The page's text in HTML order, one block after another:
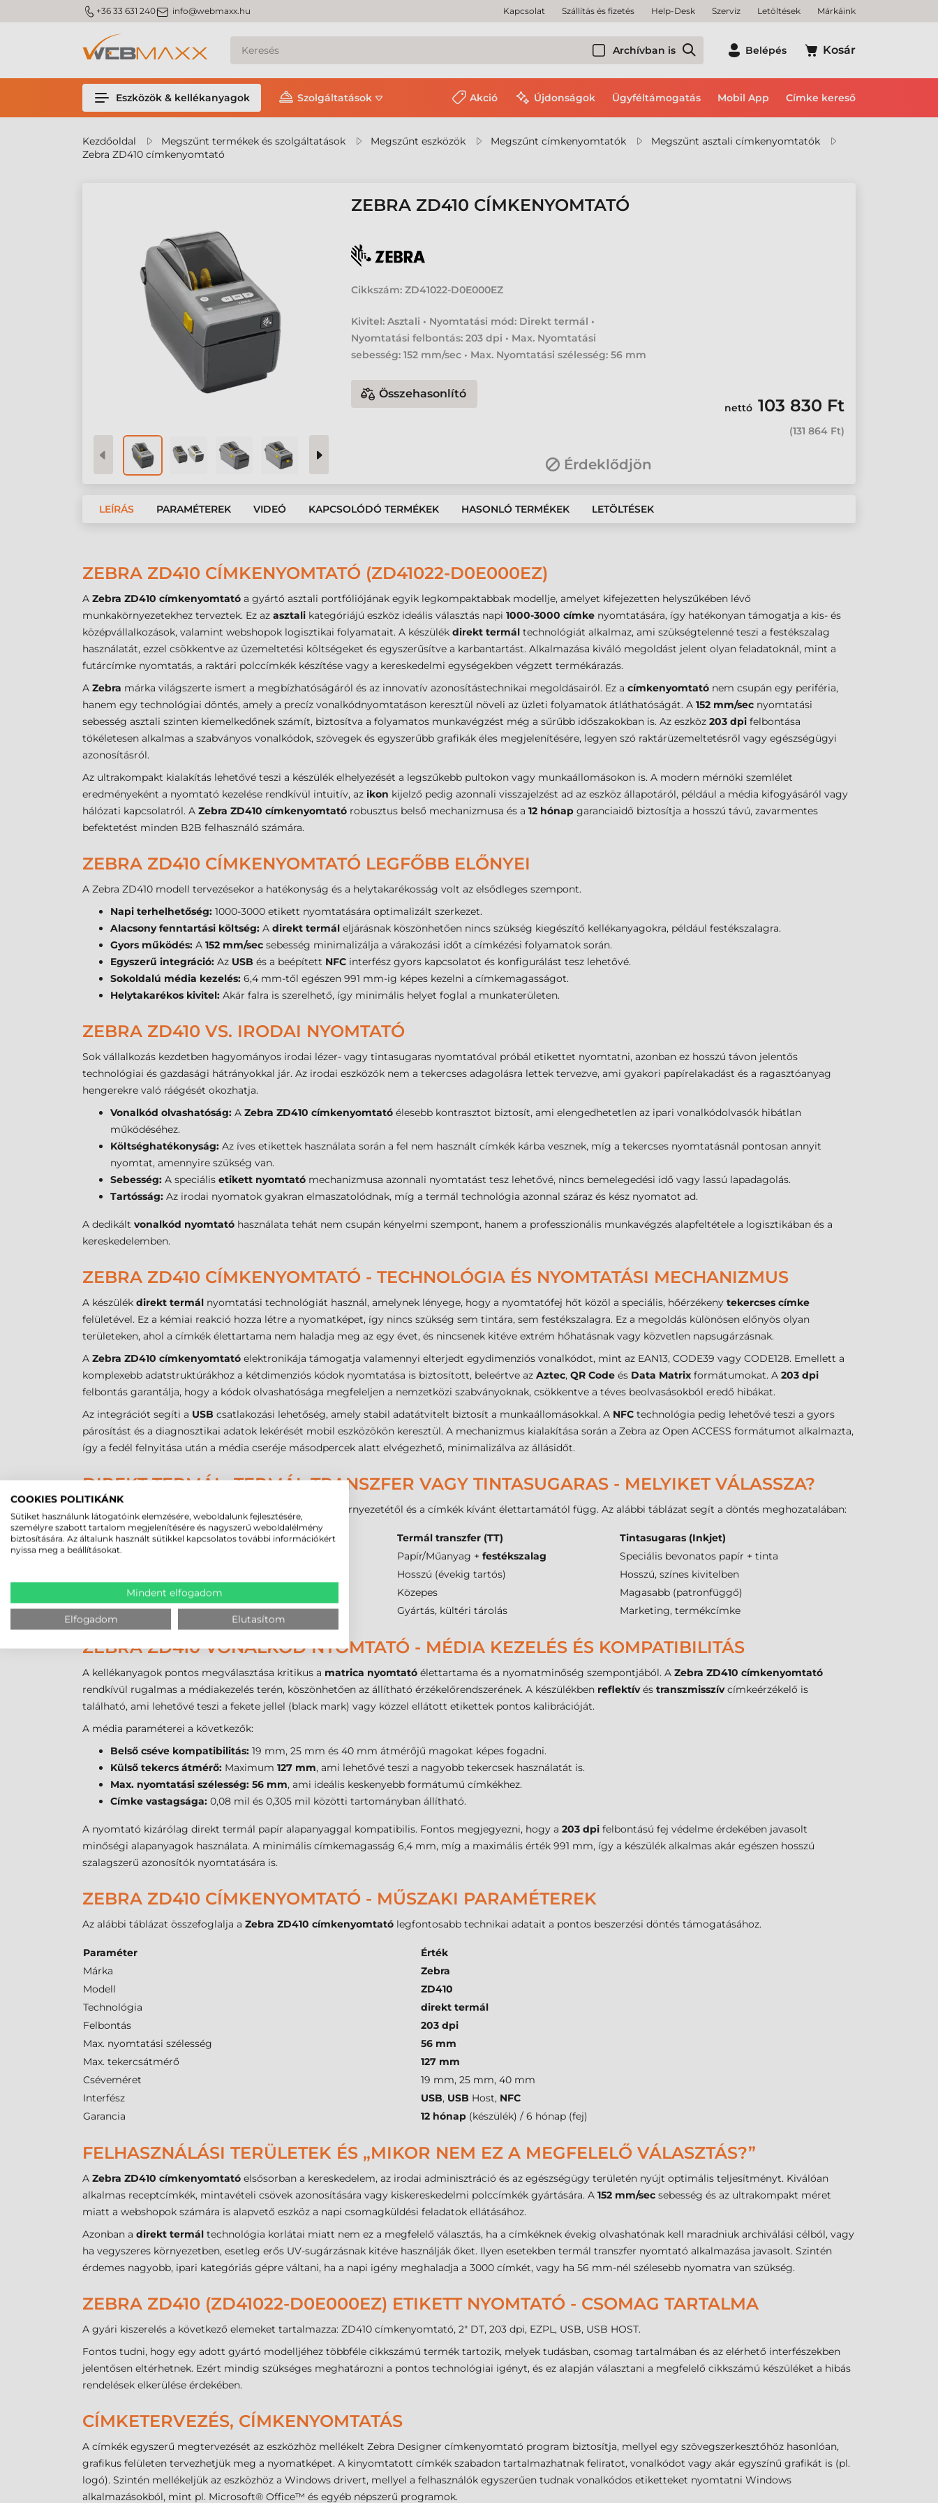
m_phone +36 33 631 240m_email info@webmaxx.hu Kapcsolat Szállítás és fizetés Help-Desk Szerviz Letöltések Márkáink
Archívban is Belépés Kosár
Eszközök & kellékanyagok Szolgáltatások Akció Újdonságok Ügyféltámogatás Mobil App Címke kereső
Kezdőoldal Megszűnt termékek és szolgáltatások Megszűnt eszközök Megszűnt címkenyomtatók
Megszűnt asztali címkenyomtatók
Zebra ZD410 címkenyomtató
ZEBRA ZD410 CÍMKENYOMTATÓ
Cikkszám: ZD41022-D0E000EZ
Kivitel: Asztali • Nyomtatási mód: Direkt termál •
Nyomtatási felbontás: 203 dpi • Max. Nyomtatási
sebesség: 152 mm/sec • Max. Nyomtatási szélesség: 56 mm
Összehasonlító
nettó 103 830 Ft
(131 864 Ft)
Érdeklődjön
LEÍRÁS PARAMÉTEREK VIDEÓ KAPCSOLÓDÓ TERMÉKEK HASONLÓ TERMÉKEK LETÖLTÉSEK
ZEBRA ZD410 CÍMKENYOMTATÓ (ZD41022-D0E000EZ)
A Zebra ZD410 címkenyomtató a gyártó asztali portfóliójának egyik legkompaktabbak modellje, amelyet kifejezetten helyszűkében lévő
munkakörnyezetekhez terveztek. Ez az asztali kategóriájú eszköz ideális választás napi 1000-3000 címke nyomtatására, így hatékonyan támogatja a kis- és
középvállalkozások, valamint webshopok logisztikai folyamatait. A készülék direkt termál technológiát alkalmaz, ami szükségtelenné teszi a festékszalag
használatát, ezzel csökkentve az üzemeltetési költségeket és egyszerűsítve a karbantartást. Alkalmazása kiváló megoldást jelent olyan feladatoknál, mint a
futárcímke nyomtatás, a raktári polccímkék készítése vagy a kereskedelmi egységekben végzett termékárazás.
A Zebra márka világszerte ismert a megbízhatóságáról és az innovatív azonosítástechnikai megoldásairól. Ez a címkenyomtató nem csupán egy periféria,
hanem egy technológiai döntés, amely a precíz vonalkódnyomtatáson keresztül növeli az üzleti folyamatok átláthatóságát. A 152 mm/sec nyomtatási
sebesség asztali szinten kiemelkedőnek számít, biztosítva a folyamatos munkavégzést még a sűrűbb időszakokban is. Az eszköz 203 dpi felbontása
tökéletesen alkalmas a szabványos vonalkódok, szövegek és egyszerűbb grafikák éles megjelenítésére, legyen szó raktárüzemeltetésről vagy egészségügyi
azonosításról.
Az ultrakompakt kialakítás lehetővé teszi a készülék elhelyezését a legszűkebb pultokon vagy munkaállomásokon is. A modern mérnöki szemlélet
eredményeként a nyomtató kezelése rendkívül intuitív, az ikon kijelző pedig azonnali visszajelzést ad az eszköz állapotáról, például a média kifogyásáról vagy
hálózati kapcsolatról. A Zebra ZD410 címkenyomtató robusztus belső mechanizmusa és a 12 hónap garanciaidő biztosítja a hosszú távú, zavarmentes
befektetést minden B2B felhasználó számára.
ZEBRA ZD410 CÍMKENYOMTATÓ LEGFŐBB ELŐNYEI
A Zebra ZD410 modell tervezésekor a hatékonyság és a helytakarékosság volt az elsődleges szempont.
Napi terhelhetőség: 1000-3000 etikett nyomtatására optimalizált szerkezet.
Alacsony fenntartási költség: A direkt termál eljárásnak köszönhetően nincs szükség kiegészítő kellékanyagokra, például festékszalagra.
Gyors működés: A 152 mm/sec sebesség minimalizálja a várakozási időt a címkézési folyamatok során.
Egyszerű integráció: Az USB és a beépített NFC interfész gyors kapcsolatot és konfigurálást tesz lehetővé.
Sokoldalú média kezelés: 6,4 mm-től egészen 991 mm-ig képes kezelni a címkemagasságot.
Helytakarékos kivitel: Akár falra is szerelhető, így minimális helyet foglal a munkaterületen.
ZEBRA ZD410 VS. IRODAI NYOMTATÓ
Sok vállalkozás kezdetben hagyományos irodai lézer- vagy tintasugaras nyomtatóval próbál etikettet nyomtatni, azonban ez hosszú távon jelentős
technológiai és gazdasági hátrányokkal jár. Az irodai eszközök nem a tekercses adagolásra lettek tervezve, ami gyakori papírelakadást és a ragasztóanyag
hengerekre való ráégését okozhatja.
Vonalkód olvashatóság: A Zebra ZD410 címkenyomtató élesebb kontrasztot biztosít, ami elengedhetetlen az ipari vonalkódolvasók hibátlan
működéséhez.
Költséghatékonyság: Az íves etikettek használata során a fel nem használt címkék kárba vesznek, míg a tekercses nyomtatásnál pontosan annyit
nyomtat, amennyire szükség van.
Sebesség: A speciális etikett nyomtató mechanizmusa azonnali nyomtatást tesz lehetővé, nincs bemelegedési idő vagy lassú lapadagolás.
Tartósság: Az irodai nyomatok gyakran elmaszatolódnak, míg a termál technológia azonnal száraz és kész nyomatot ad.
A dedikált vonalkód nyomtató használata tehát nem csupán kényelmi szempont, hanem a professzionális munkavégzés alapfeltétele a logisztikában és a
kereskedelemben.
ZEBRA ZD410 CÍMKENYOMTATÓ - TECHNOLÓGIA ÉS NYOMTATÁSI MECHANIZMUS
A készülék direkt termál nyomtatási technológiát használ, amelynek lényege, hogy a nyomtatófej hőt közöl a speciális, hőérzékeny tekercses címke
felületével. Ez a kémiai reakció hozza létre a nyomatképet, így nincs szükség sem tintára, sem festékszalagra. Ez a megoldás különösen előnyös olyan
területeken, ahol a címkék élettartama nem haladja meg az egy évet, és nincsenek kitéve extrém hőhatásnak vagy közvetlen napsugárzásnak.
A Zebra ZD410 címkenyomtató elektronikája támogatja valamennyi elterjedt egydimenziós vonalkódot, mint az EAN13, CODE39 vagy CODE128. Emellett a
komplexebb adatstruktúrákhoz a kétdimenziós kódok nyomtatása is biztosított, beleértve az Aztec, QR Code és Data Matrix formátumokat. A 203 dpi
felbontás garantálja, hogy a kódok olvashatósága megfeleljen a nemzetközi szabványoknak, csökkentve a téves beolvasásokból eredő hibákat.
Az integrációt segíti a USB csatlakozási lehetőség, amely stabil adatátvitelt biztosít a munkaállomásokkal. A NFC technológia pedig lehetővé teszi a gyors
párosítást és a diagnosztikai adatok lekérését mobil eszközökön keresztül. A mechanizmus kialakítása során a Zebra az Open ACCESS formátumot alkalmazta,
így a fedél felnyitása után a média cseréje másodpercek alatt elvégezhető, minimalizálva az állásidőt.
DIREKT TERMÁL, TERMÁL TRANSZFER VAGY TINTASUGARAS - MELYIKET VÁLASSZA?
A megfelelő technológia kiválasztása a felhasználás környezetétől és a címkék kívánt élettartamától függ. Az alábbi táblázat segít a döntés meghozatalában:
Jellemző Direkt termál (DT) Termál transzfer (TT)
Tintasugaras (Inkjet)
Kellékanyag igény
Papír/Műanyag + festékszalag
Speciális bevonatos papír + tinta
Hosszú (évekig tartós)
Hosszú, színes kivitelben
Költség/címke
Közepes
Magasabb (patronfüggő)
Fő felhasználás
Szállítás, élelmiszer Gyártás, kültéri tárolás Marketing, termékcímke
ZEBRA ZD410 VONALKÓD NYOMTATÓ - MÉDIA KEZELÉS ÉS KOMPATIBILITÁS
A kellékanyagok pontos megválasztása kritikus a matrica nyomtató élettartama és a nyomatminőség szempontjából. A Zebra ZD410 címkenyomtató
rendkívül rugalmas a médiakezelés terén, köszönhetően az állítható érzékelőrendszerének. A készülékben reflektívés transzmisszívcímkeérzékelő is
található, ami lehetővé teszi a fekete jellel (black mark) vagy közzel ellátott etikettek pontos kalibrációját.
A média paraméterei a következők:
Belső cséve kompatibilitás: 19 mm, 25 mm és 40 mm átmérőjű magokat képes fogadni.
Külső tekercs átmérő: Maximum 127 mm, ami lehetővé teszi a nagyobb tekercsek használatát is.
Max. nyomtatási szélesség: 56 mm, ami ideális keskenyebb formátumú címkékhez.
Címke vastagsága: 0,08 mil és 0,305 mil közötti tartományban állítható.
A nyomtató kizárólag direkt termál papír alapanyaggal kompatibilis. Fontos megjegyezni, hogy a 203 dpi felbontású fej védelme érdekében javasolt
minőségi alapanyagok használata. A minimális címkemagasság 6,4 mm, míg a maximális érték 991 mm, így a készülék alkalmas akár egészen hosszú
szalagszerű azonosítók nyomtatására is.
ZEBRA ZD410 CÍMKENYOMTATÓ - MŰSZAKI PARAMÉTEREK
Az alábbi táblázat összefoglalja a Zebra ZD410 címkenyomtató legfontosabb technikai adatait a pontos beszerzési döntés támogatásához.
Paraméter
Érték
Márka
Zebra
Modell
ZD410
Technológia
direkt termál
Felbontás
203 dpi
Max. nyomtatási szélesség
56 mm
Max. tekercsátmérő
127 mm
Cséveméret
19 mm, 25 mm, 40 mm
Interfész
USB, USB Host, NFC
Garancia
12 hónap (készülék) / 6 hónap (fej)
FELHASZNÁLÁSI TERÜLETEK ÉS „MIKOR NEM EZ A MEGFELELŐ VÁLASZTÁS?”
A Zebra ZD410 címkenyomtató elsősorban a kereskedelem, az irodai adminisztráció és az egészségügy területén nyújt optimális teljesítményt. Kiválóan
alkalmas receptcímkék, mintavételi csövek azonosítására vagy kiskereskedelmi polccímkék gyártására. A 152 mm/sec sebesség és az ultrakompakt méret
miatt a webshopok számára is alapvető eszköz a napi csomagküldési feladatok ellátásához.
Azonban a direkt termál technológia korlátai miatt nem ez a megfelelő választás, ha a címkéknek évekig olvashatónak kell maradniuk archiválási célból, vagy
ha vegyszeres környezetben, esetleg erős UV-sugárzásnak kitéve használják őket. Ilyen esetekben termál transzfer nyomtató alkalmazása javasolt. Szintén
érdemes nagyobb, ipari kategóriás gépre váltani, ha a napi igény meghaladja a 3000 címkét, vagy ha 56 mm-nél szélesebb nyomatra van szükség.
ZEBRA ZD410 (ZD41022-D0E000EZ) ETIKETT NYOMTATÓ - CSOMAG TARTALMA
A gyári kiszerelés a következő elemeket tartalmazza: ZD410 címkenyomtató, 2" DT, 203 dpi, EZPL, USB, USB HOST.
Fontos tudni, hogy egy adott gyártó modelljéhez többféle cikkszámú termék tartozik, melyek tudásban, csomag tartalmában és az elérhető interfészekben
jelentősen eltérhetnek. Ezért mindig szükséges meghatározni a pontos technológiai igényt, és ez alapján választani a megfelelő cikkszámú készüléket a hibás
rendelések elkerülése érdekében.
CÍMKETERVEZÉS, CÍMKENYOMTATÁS
A címkék egyszerű megtervezését az eszközhöz mellékelt Zebra Designer címkenyomtató program biztosítja, mellyel egy szövegszerkesztőhöz hasonlóan,
grafikus felületen tervezhetjük meg a nyomatképet. A kinyomtatott címkék szabadon tartalmazhatnak feliratot, vonalkódot vagy akár egyszínű grafikát is (pl.
logó). Szintén mellékeljük az eszközhöz a Windows drivert, mellyel a felhasználók egyszerűen tudnak vonalkódos etiketteket nyomtatni Windows
alkalmazásokból, mint pl. Microsoft® Office™ és egyéb népszerű programok.
COOKIES POLITIKÁNK
Sütiket használunk látogatóink elemzésére, weboldalunk fejlesztésére,
személyre szabott tartalom megjelenítésére és nagyszerű weboldalélmény
biztosítására. Az általunk használt sütikkel kapcsolatos további információkért
nyissa meg a beállításokat.
Mindent elfogadom
Elfogadom Elutasítom